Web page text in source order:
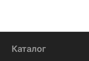
Каталог